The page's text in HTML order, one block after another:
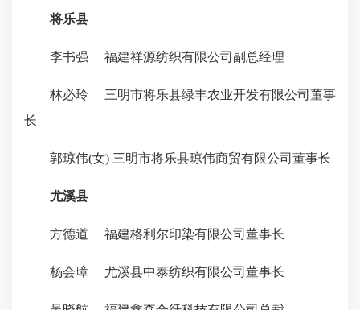
将乐县
李书强 福建祥源纺织有限公司副总经理
林必玲 三明市将乐县绿丰农业开发有限公司董事
长
郭琼伟(女) 三明市将乐县琼伟商贸有限公司董事长
尤溪县
方德道 福建格利尔印染有限公司董事长
杨会璋 尤溪县中泰纺织有限公司董事长